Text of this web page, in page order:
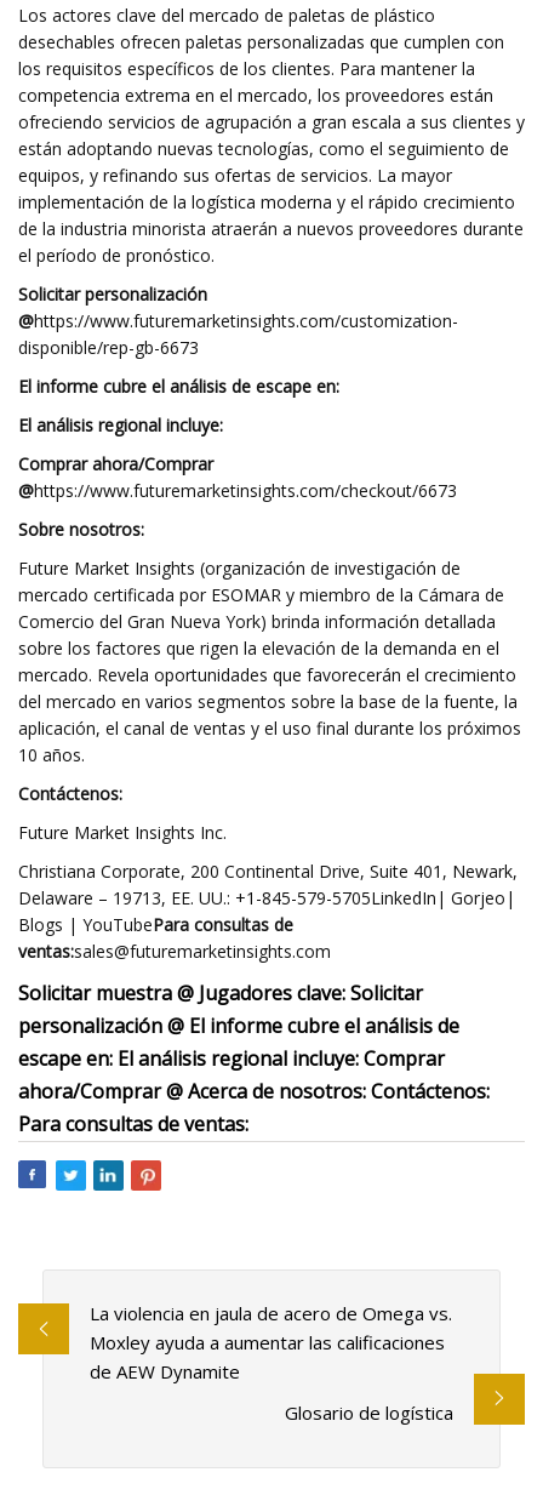
Los actores clave del mercado de paletas de plástico
desechables ofrecen paletas personalizadas que cumplen con
los requisitos específicos de los clientes. Para mantener la
competencia extrema en el mercado, los proveedores están
ofreciendo servicios de agrupación a gran escala a sus clientes y
están adoptando nuevas tecnologías, como el seguimiento de
equipos, y refinando sus ofertas de servicios. La mayor
implementación de la logística moderna y el rápido crecimiento
de la industria minorista atraerán a nuevos proveedores durante
el período de pronóstico.
Solicitar personalización
@https://www.futuremarketinsights.com/customization-
disponible/rep-gb-6673
El informe cubre el análisis de escape en:
El análisis regional incluye:
Comprar ahora/Comprar
@https://www.futuremarketinsights.com/checkout/6673
Sobre nosotros:
Future Market Insights (organización de investigación de
mercado certificada por ESOMAR y miembro de la Cámara de
Comercio del Gran Nueva York) brinda información detallada
sobre los factores que rigen la elevación de la demanda en el
mercado. Revela oportunidades que favorecerán el crecimiento
del mercado en varios segmentos sobre la base de la fuente, la
aplicación, el canal de ventas y el uso final durante los próximos
10 años.
Contáctenos:
Future Market Insights Inc.
Christiana Corporate, 200 Continental Drive, Suite 401, Newark,
Delaware – 19713, EE. UU.: +1-845-579-5705LinkedIn| Gorjeo|
Blogs | YouTubePara consultas de
ventas:sales@futuremarketinsights.com
Solicitar muestra @ Jugadores clave: Solicitar
personalización @ El informe cubre el análisis de
escape en: El análisis regional incluye: Comprar
ahora/Comprar @ Acerca de nosotros: Contáctenos:
Para consultas de ventas:
La violencia en jaula de acero de Omega vs.
Moxley ayuda a aumentar las calificaciones
de AEW Dynamite
Glosario de logística